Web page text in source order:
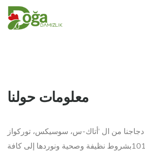
معلومات حولنا
دجاجنا من ال ’أتاك-س، سوسيكس، توركواز
100، وتوركواز 101بشروط نظيفة وصحية ونوردها إلى كافة